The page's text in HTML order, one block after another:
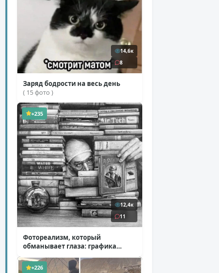
14,6к
8
Заряд бодрости на весь день
( 15 фото )
+235
12,4к
11
Фотореализм, который
обманывает глаза: графика
+226